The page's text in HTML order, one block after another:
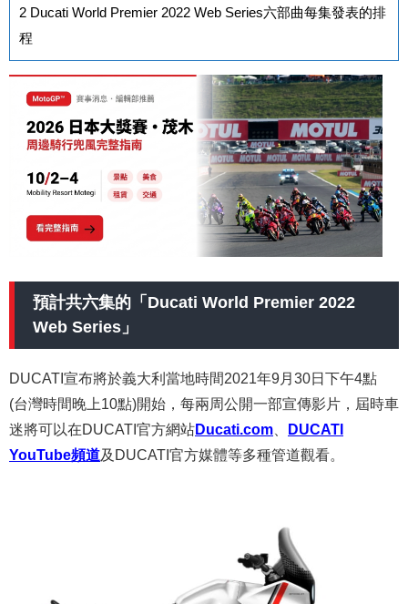
2 Ducati World Premier 2022 Web Series六部曲每集發表的排
程
預計共六集的「Ducati World Premier 2022
Web Series」
DUCATI宣布將於義大利當地時間2021年9月30日下午4點
(台灣時間晚上10點)開始，每兩周公開一部宣傳影片，屆時車
迷將可以在DUCATI官方網站Ducati.com
DUCATI
YouTube頻道及DUCATI官方媒體等多種管道觀看。